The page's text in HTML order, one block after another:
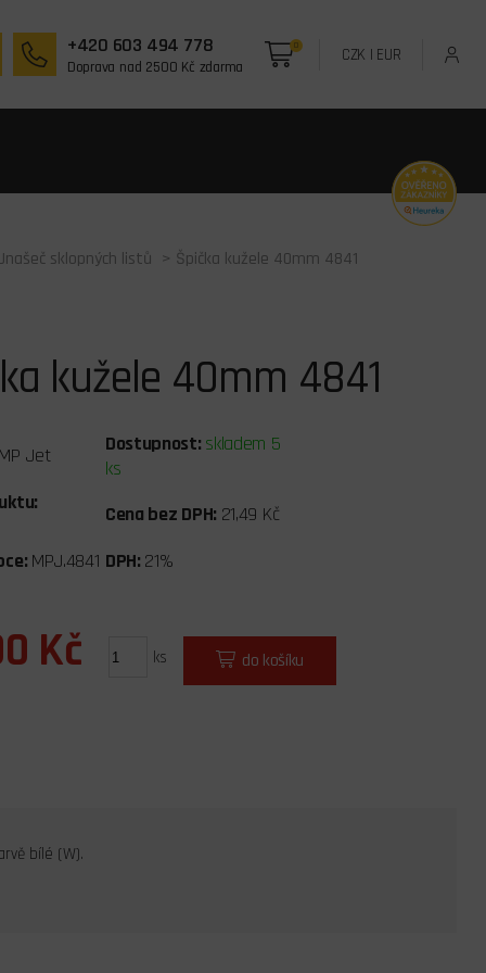
+420 603 494 778
Doprava nad 2500 Kč zdarma
0 CZK | EUR
sklopných listů > Špička kužele 40mm 4841
kužele 40mm 4841
Jet Dostupnost: skladem 5
ks
Cena bez DPH: 21,49 Kč
MPJ.4841 DPH: 21%
Kč ks do košíku
bílé (W).